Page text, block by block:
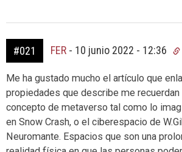
#021 FER - 10 junio 2022 - 12:36
Me ha gustado mucho el artículo que
propiedades que describe me recuerdan
concepto de metaverso tal como lo
en Snow Crash, o el ciberespacio de
Neuromante. Espacios que son una